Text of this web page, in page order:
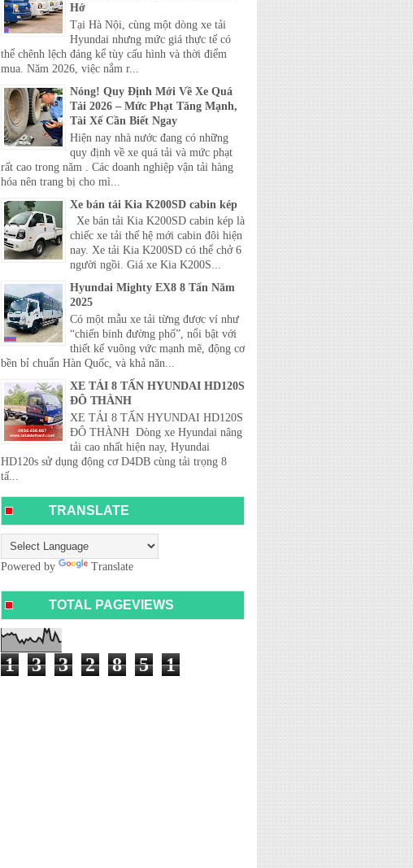
Hớ
Tại Hà Nội, cùng một dòng xe tải
Hyundai nhưng mức giá thực tế có
thể chênh lệch đáng kể tùy cấu hình và thời điểm
mua. Năm 2026, việc nắm r...
Nóng! Quy Định Mới Về Xe Quá
Tải 2026 – Mức Phạt Tăng Mạnh,
Tài Xế Cần Biết Ngay
Hiện nay nhà nước đang có những
quy định về xe quá tải và mức phạt
rất cao trong năm . Các doanh nghiệp vận tải hàng
hóa nên trang bị cho mì...
Xe bán tải Kia K200SD cabin kép
Xe bán tải Kia K200SD cabin kép là
chiếc xe tải thế hệ mới cabin đôi hiện
nay. Xe tải Kia K200SD có thể chở 6
người ngồi. Giá xe Kia K200S...
Hyundai Mighty EX8 8 Tấn Năm
2025
Có một mẫu xe tải từng được ví như
“chiến binh đường phố”, nổi bật với
thiết kế vuông vức mạnh mẽ, động cơ
bền bỉ chuẩn Hàn Quốc, và khả năn...
XE TẢI 8 TẤN HYUNDAI HD120S
ĐÔ THÀNH
XE TẢI 8 TẤN HYUNDAI HD120S
ĐÔ THÀNH Dòng xe Hyundai nâng
tải cao nhất hiện nay, Hyundai
HD120s sử dụng động cơ D4DB cùng tải trọng 8
tấ...
TRANSLATE
Powered by Translate
TOTAL PAGEVIEWS
1 3 3 2 8 5 1